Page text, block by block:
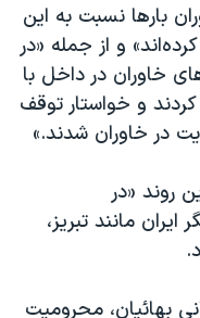
بارها نسبت به این
و از جمله «در
خاوران در داخل با
و خواستار توقف
در خاوران شدند.»
روند «در
مانند تبریز،
بهائیان، محرومیت